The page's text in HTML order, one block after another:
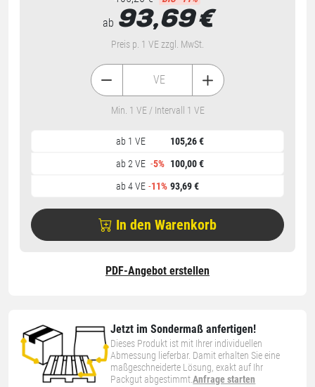
Jetzt im Sondermaß anfertigen!
Dieses Produkt ist mit Ihrer individuellen
Abmessung lieferbar. Damit erhalten Sie eine
maßgeschneiderte Lösung, exakt auf Ihr
Packgut abgestimmt.Anfrage starten
ab 93,69 €
Preis p. 1 VE zzgl. MwSt.
ab 1 VE
105,26 €
ab 2 VE -5% 100,00 €
ab 4 VE -11% 93,69 €
VE
Min. 1 VE / Intervall 1 VE
In den Warenkorb
PDF-Angebot erstellen